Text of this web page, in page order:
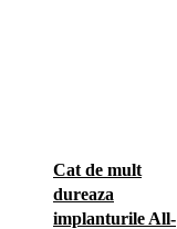
Cat de mult
dureaza
implanturile All-